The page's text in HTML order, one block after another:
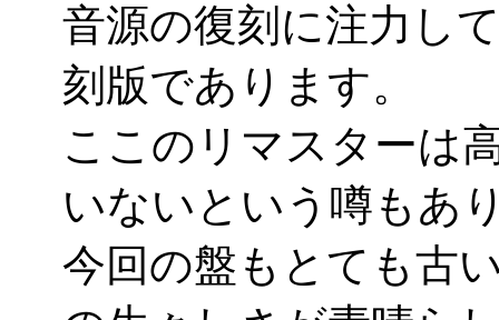
音源の復刻に注力し
刻版であります。
ここのリマスターは
いないという噂もあ
今回の盤もとても古